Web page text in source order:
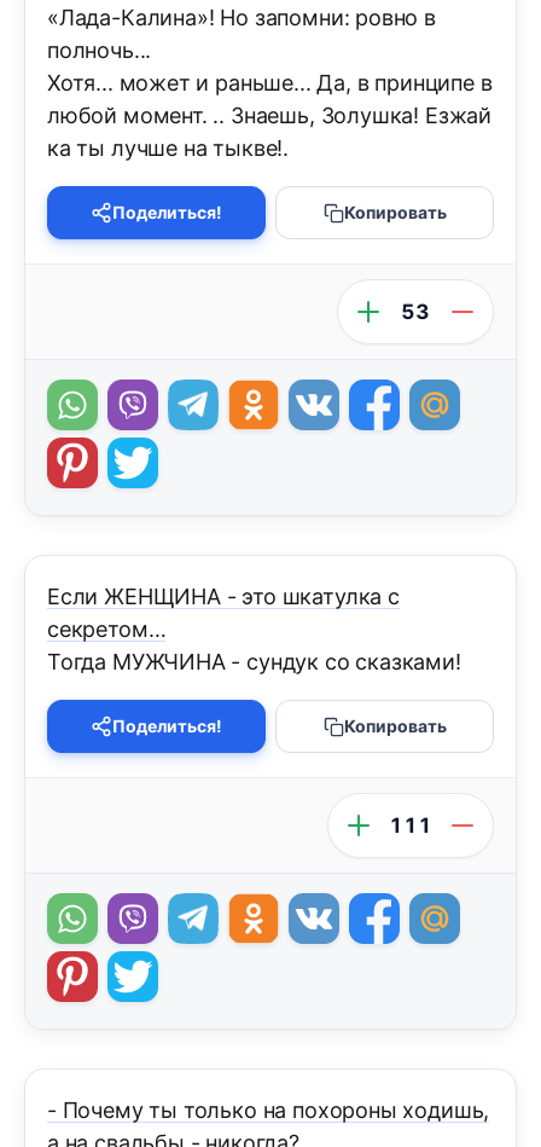
«Лада-Калина»! Но запомни: ровно в
полночь...
Хотя... может и раньше... Да, в принципе в
любой момент. .. Знаешь, Золушка! Езжай
ка ты лучше на тыкве!.
Поделиться! Копировать
53
Если ЖЕНЩИНА - это шкатулка с
секретом…
Тогда МУЖЧИНА - сундук со сказками!
Поделиться! Копировать
111
- Почему ты только на похороны ходишь,